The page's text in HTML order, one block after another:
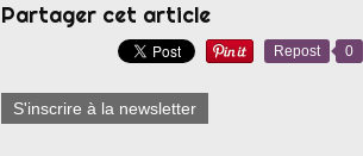
Partager cet article
Repost 0
S'inscrire à la newsletter